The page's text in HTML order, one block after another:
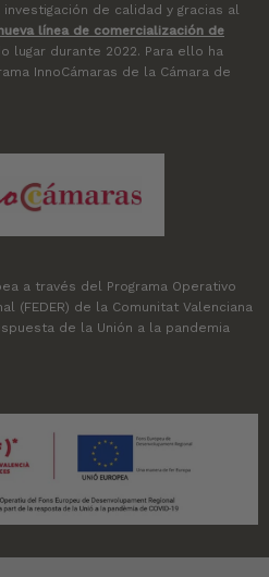
de calidad y gracias al
línea de comercialización de
lugar durante 2022. Para ello ha
InnoCámaras de la Cámara de
a través del Programa Operativo
(FEDER) de la Comunitat Valenciana
de la Unión a la pandemia